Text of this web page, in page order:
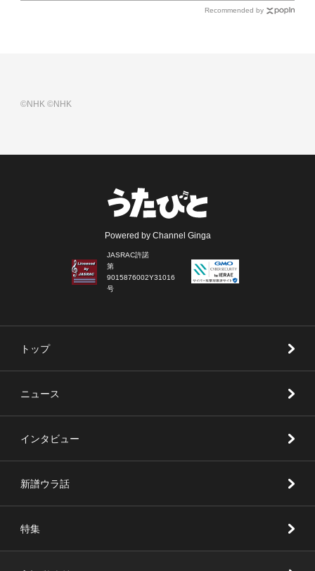
Recommended by
©NHK©NHK
Powered by Channel Ginga
JASRAC許諾
第
9015876002Y31016
号
トップ
ニュース
インタビュー
新譜ウラ話
特集